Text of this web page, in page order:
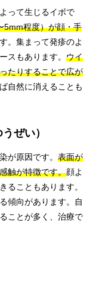
って生じるイボで
5mm程度）が顔・手
。集まって発疹のよ
スもあります。 ウイ
たりすることで広が
自然に消えることも
ぜい）
が原因です。 表面が
触が特徴です。顔よ
ることもあります。
傾向があります。自
ことが多く、治療で